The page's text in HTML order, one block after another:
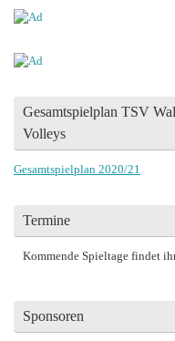
Gesamtspielplan TSV
Volleys
Gesamtspielplan 2020/21
Termine
Kommende Spieltage findet
Sponsoren